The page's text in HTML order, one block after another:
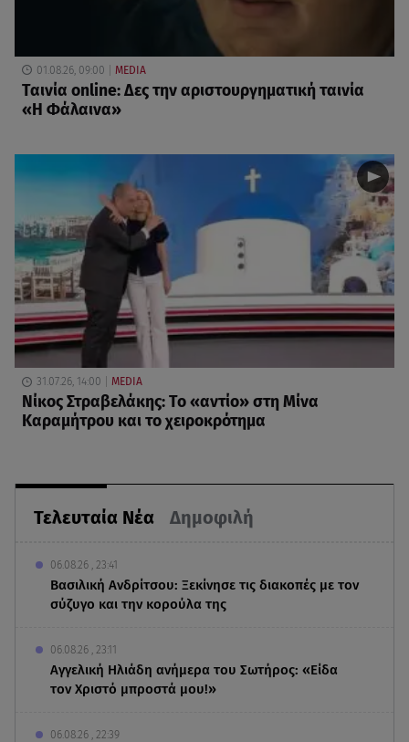
Τελευταία Νέα Δημοφιλή
06.08.26 , 23:41
Βασιλική Ανδρίτσου: Ξεκίνησε τις διακοπές με τον
σύζυγο και την κορούλα της
06.08.26 , 23:11
Αγγελική Ηλιάδη ανήμερα του Σωτήρος: «Είδα
τον Χριστό μπροστά μου!»
06.08.26 , 22:39
01.08.26, 09:00 MEDIA
Ταινία online: Δες την αριστουργηματική ταινία
«Η Φάλαινα»
31.07.26, 14:00 MEDIA
Νίκος Στραβελάκης: Το «αντίο» στη Μίνα
Καραμήτρου και το χειροκρότημα